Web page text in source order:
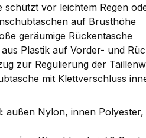
schützt vor leichtem Regen
auf Brusthöhe
geräumige Rückentasche
Plastik auf Vorder- und
zur Regulierung der
mit Klettverschluss
außen Nylon, innen